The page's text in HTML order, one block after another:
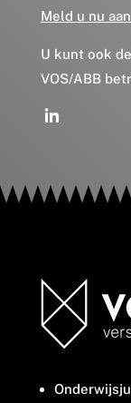
Meld u nu aan
U kunt ook
VOS/ABB